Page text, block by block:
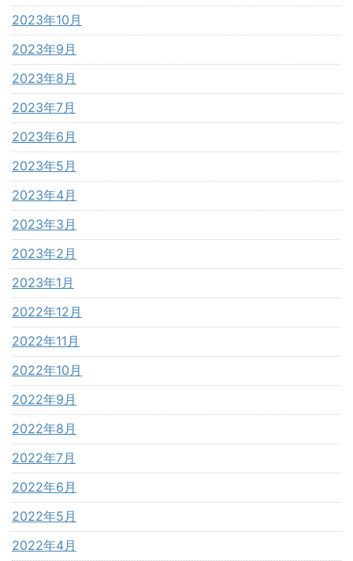
2023年10月
2023年9月
2023年8月
2023年7月
2023年6月
2023年5月
2023年4月
2023年3月
2023年2月
2023年1月
2022年12月
2022年11月
2022年10月
2022年9月
2022年8月
2022年7月
2022年6月
2022年5月
2022年4月